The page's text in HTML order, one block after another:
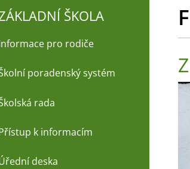
ŠKOLA
pro rodiče
poradenský systém
rada
k informacím
deska